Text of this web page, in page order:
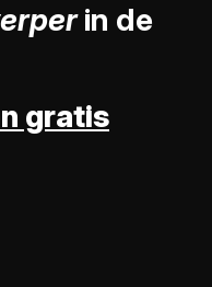
in de
gratis